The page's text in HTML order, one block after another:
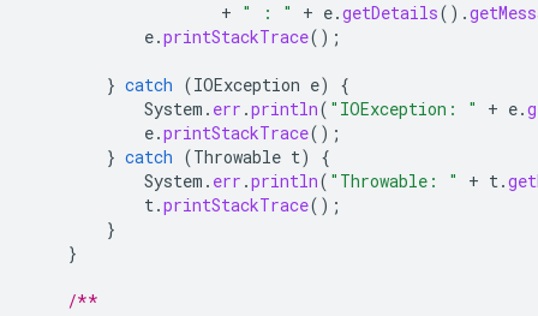
+ " : " + e.getDetails().
e.printStackTrace();
} catch (IOException e)
{
System . err .println( "IOException: " + e.
e.printStackTrace();
} catch (Throwable t)
{
System . err .println( "Throwable: " + t.
t.printStackTrace();
}
}
/**